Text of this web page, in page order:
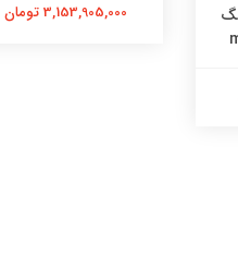
3,153,905,000 تومان